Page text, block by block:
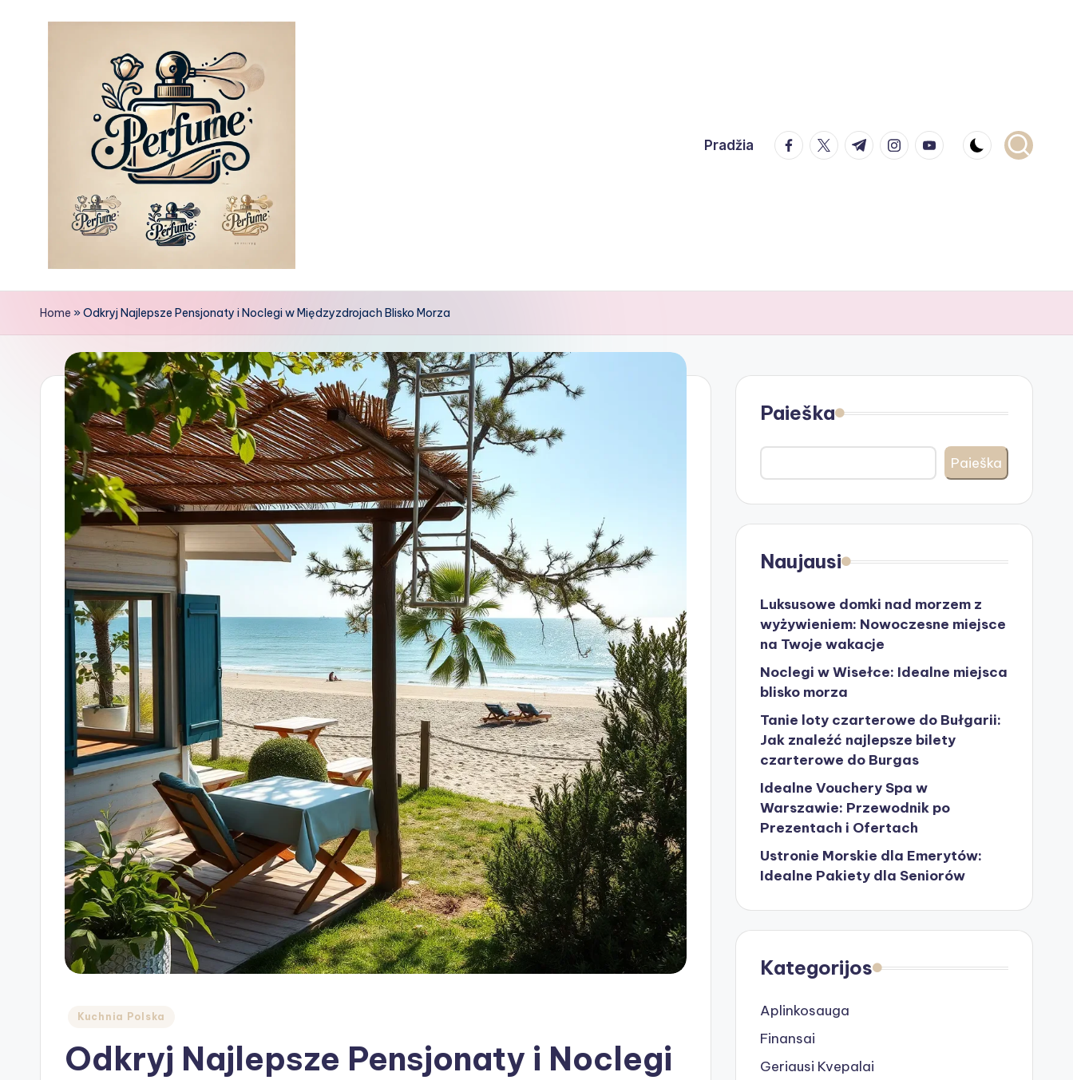
Pradžia facebook.com
twitter.com
t.me instagram.com
youtube.com
Home »Odkryj Najlepsze Pensjonaty i Noclegi w Międzyzdrojach Blisko Morza
Posted
Kuchnia Polska
Odkryj Najlepsze Pensjonaty i Noclegi
Paieška
Paieška
Naujausi
Luksusowe domki nad morzem z
wyżywieniem: Nowoczesne miejsce
na Twoje wakacje
Noclegi w Wisełce: Idealne miejsca
blisko morza
Tanie loty czarterowe do Bułgarii:
Jak znaleźć najlepsze bilety
czarterowe do Burgas
Idealne Vouchery Spa w
Warszawie: Przewodnik po
Prezentach i Ofertach
Ustronie Morskie dla Emerytów:
Idealne Pakiety dla Seniorów
Kategorijos
Aplinkosauga
Finansai
Geriausi Kvepalai